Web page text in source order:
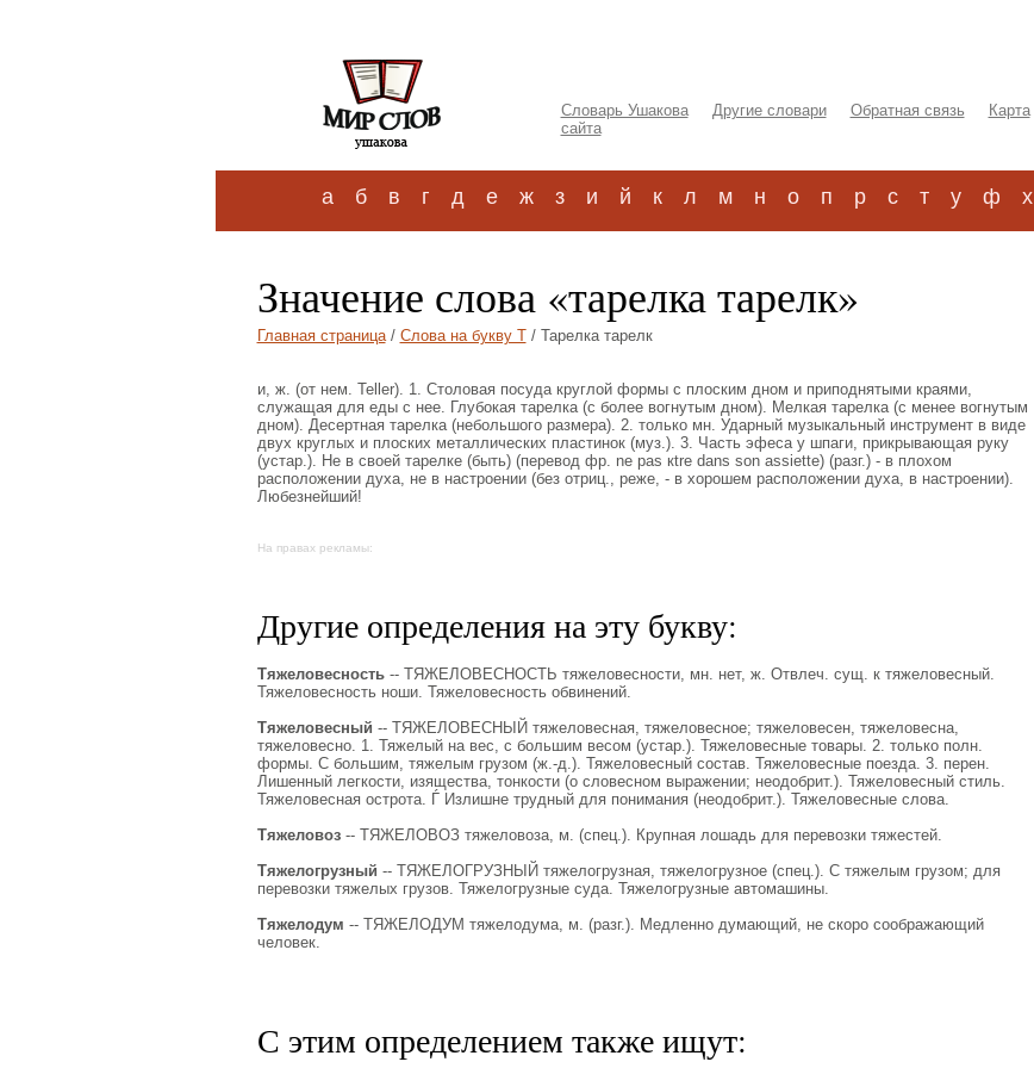
Словарь Ушакова Другие словари Обратная связь
Карта
сайта
а б в г д е ж з и й к л м н о п р с т у ф х
Значение слова «тарелка тарелк»
Главная страница/ Слова на букву Т/ Тарелка тарелк
и, ж. (от нем. Teller). 1. Столовая посуда круглой формы с плоским дном и приподнятыми краями,
служащая для еды с нее. Глубокая тарелка (с более вогнутым дном). Мелкая тарелка (с менее вогнутым
дном). Десертная тарелка (небольшого размера). 2. только мн. Ударный музыкальный инструмент в виде
двух круглых и плоских металлических пластинок (муз.). 3. Часть эфеса у шпаги, прикрывающая руку
(устар.). Не в своей тарелке (быть) (перевод фр. ne pas кtre dans son assiette) (разг.) - в плохом
расположении духа, не в настроении (без отриц., реже, - в хорошем расположении духа, в настроении).
Любезнейший!
На правах рекламы:
Другие определения на эту букву:
Тяжеловесность-- ТЯЖЕЛОВЕСНОСТЬ тяжеловесности, мн. нет, ж. Отвлеч. сущ. к тяжеловесный.
Тяжеловесность ноши. Тяжеловесность обвинений.
Тяжеловесный -- ТЯЖЕЛОВЕСНЫЙ тяжеловесная, тяжеловесное; тяжеловесен, тяжеловесна,
тяжеловесно. 1. Тяжелый на вес, с большим весом (устар.). Тяжеловесные товары. 2. только полн.
формы. С большим, тяжелым грузом (ж.-д.). Тяжеловесный состав. Тяжеловесные поезда. 3. перен.
Лишенный легкости, изящества, тонкости (о словесном выражении; неодобрит.). Тяжеловесный стиль.
Тяжеловесная острота. Ѓ Излишне трудный для понимания (неодобрит.). Тяжеловесные слова.
Тяжеловоз-- ТЯЖЕЛОВОЗ тяжеловоза, м. (спец.). Крупная лошадь для перевозки тяжестей.
Тяжелогрузный -- ТЯЖЕЛОГРУЗНЫЙ тяжелогрузная, тяжелогрузное (спец.). С тяжелым грузом; для
перевозки тяжелых грузов. Тяжелогрузные суда. Тяжелогрузные автомашины.
Тяжелодум -- ТЯЖЕЛОДУМ тяжелодума, м. (разг.). Медленно думающий, не скоро соображающий
человек.
С этим определением также ищут: